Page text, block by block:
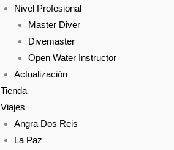
Nivel Profesional
Master Diver
Divemaster
Open Water Instructor
Actualización
Tienda
Viajes
Angra Dos Reis
La Paz